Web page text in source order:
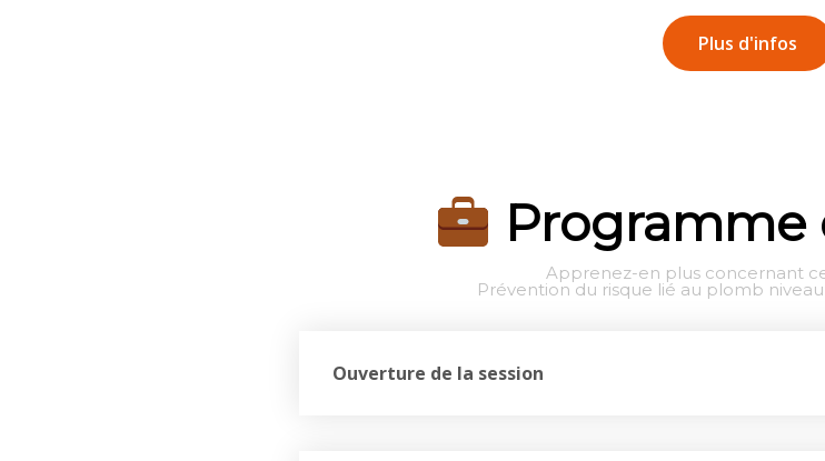
Plus d'infos
Programme
Apprenez-en plus concernant
Prévention du risque lié au plomb
Ouverture de la session